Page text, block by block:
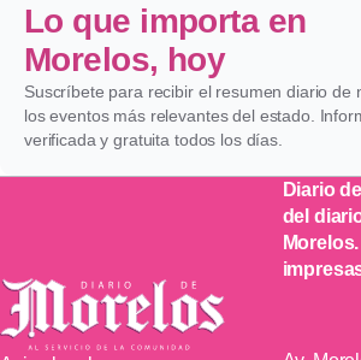
Lo que importa en
Morelos, hoy
Suscríbete para recibir el resumen diario de
los eventos más relevantes del estado.
verificada y gratuita todos los días.
Diario
del